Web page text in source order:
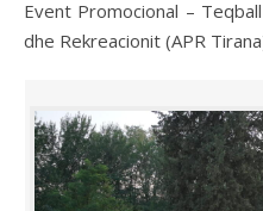
Event Promocional –
dhe Rekreacionit (APR